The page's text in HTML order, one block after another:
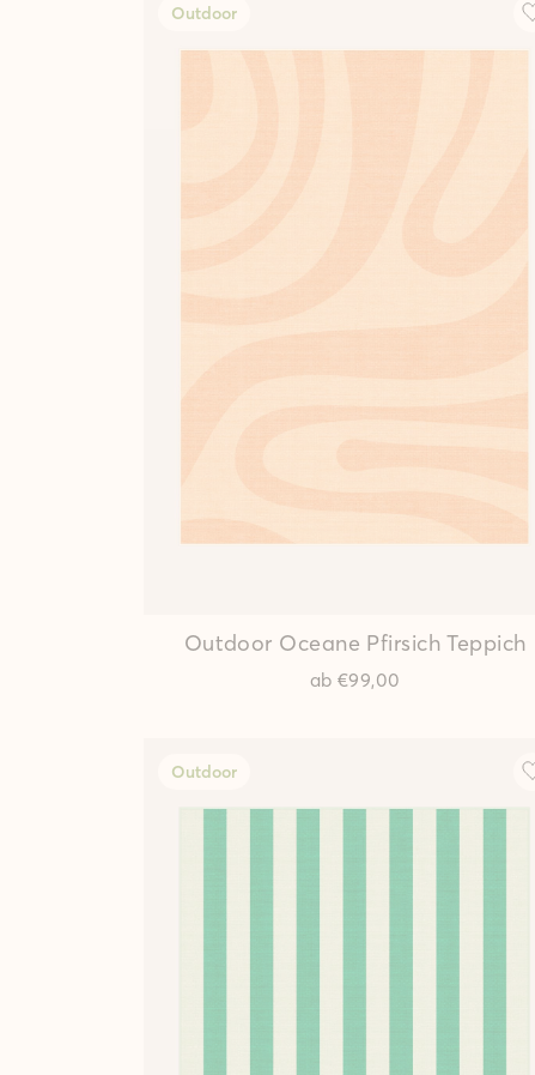
Outdoor
Outdoor Oceane Pfirsich Teppich
ab €99,00
Outdoor